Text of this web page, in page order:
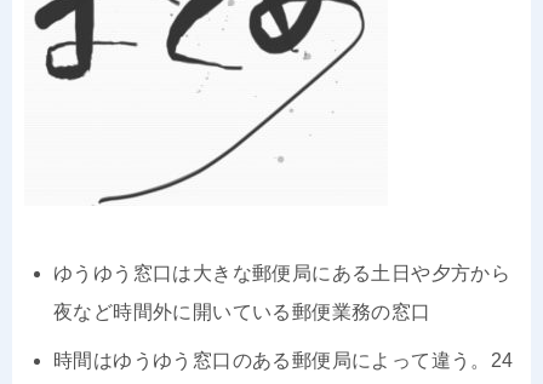
ゆうゆう窓口は大きな郵便局にある土日や夕方から
夜など時間外に開いている郵便業務の窓口
時間はゆうゆう窓口のある郵便局によって違う。24